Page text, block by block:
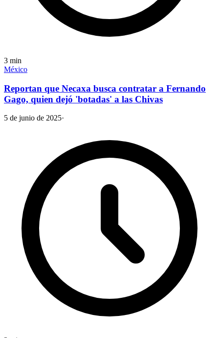
3 min
México
Reportan que Necaxa busca contratar a Fernando
Gago, quien dejó 'botadas' a las Chivas
5 de junio de 2025·